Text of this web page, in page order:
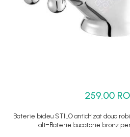
Set dus complet echipat
Suport prindere para dus
Dus baie complet
259,00
Baterie bideu STILO antichizat doua
alt=Baterie bucatarie bronz